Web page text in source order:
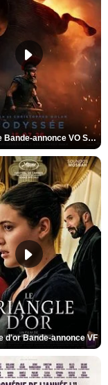
L'Odyssée Bande-annonce VO STFR
d'or Bande-annonce VF